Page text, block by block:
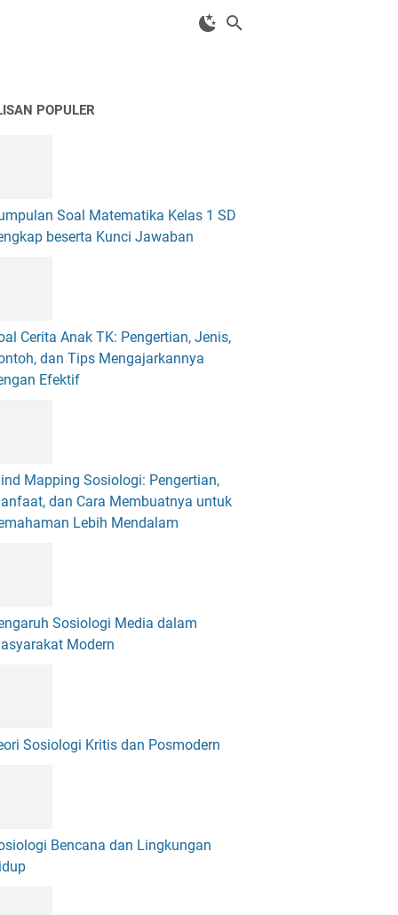
POPULER
Soal Matematika Kelas 1 SD
beserta Kunci Jawaban
Cerita Anak TK: Pengertian, Jenis,
dan Tips Mengajarkannya
Efektif
Mapping Sosiologi: Pengertian,
dan Cara Membuatnya untuk
Lebih Mendalam
Sosiologi Media dalam
Modern
Sosiologi Kritis dan Posmodern
Bencana dan Lingkungan